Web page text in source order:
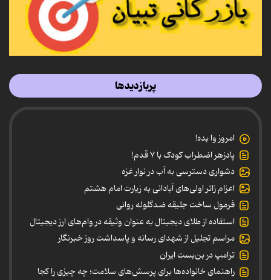
پربازدیدها
امروز وا بده!
پادزهر اضطراب کودک با ۷ قدم!
دشواری دسترسی به آب در نوار غزه
اعزام زائر اولی‌های آبادانی به زیارت امام هشتم
فرمول ساخت جلیقه ضدگلوله روانی
استفاده از طلای دیجیتال به عنوان وثیقه در وام‌های ارز دیجیتال
مراسم تجلیل از شهدای رسانه و پاسداشت روز خبرنگار
ترامپ در بن‌بست ایران
راهنمای خانواده‌ها برای پرسش‌های سلامت؛ چه چیزی را کجا